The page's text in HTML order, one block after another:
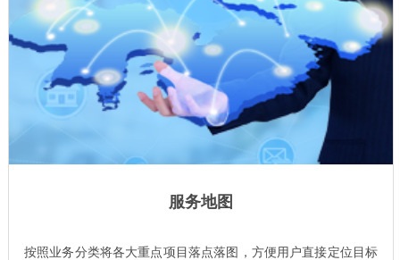
服务地图
按照业务分类将各大重点项目落点落图，方便用户直接定位目标